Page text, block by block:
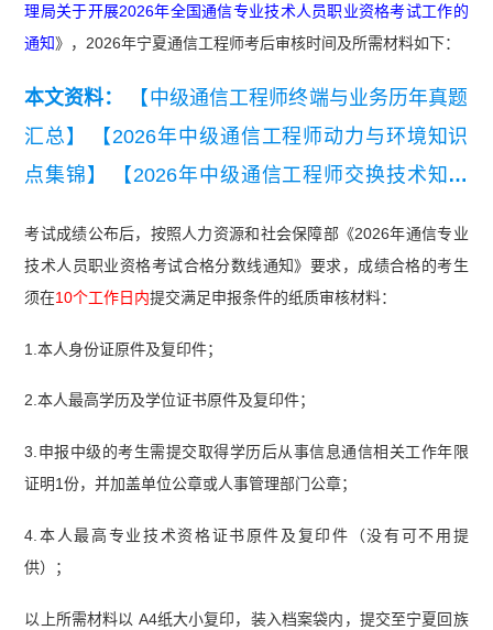
理局关于开展2026年全国通信专业技术人员职业资格考试工作的
通知》，2026年宁夏通信工程师考后审核时间及所需材料如下：
本文资料：
【中级通信工程师终端与业务历年真题
汇总】
【2026年中级通信工程师动力与环境知识
点集锦】
【2026年中级通信工程师交换技术知识
案】 【通信工程师初级实务真题及答案汇编】
考试成绩公布后，按照人力资源和社会保障部《2026年通信专业
技术人员职业资格考试合格分数线通知》要求，成绩合格的考生
须在10个工作日内提交满足申报条件的纸质审核材料：
1.本人身份证原件及复印件；
2.本人最高学历及学位证书原件及复印件；
3.申报中级的考生需提交取得学历后从事信息通信相关工作年限
证明1份，并加盖单位公章或人事管理部门公章；
4.本人最高专业技术资格证书原件及复印件（没有可不用提
供）；
以上所需材料以 A4纸大小复印，装入档案袋内，提交至宁夏回族